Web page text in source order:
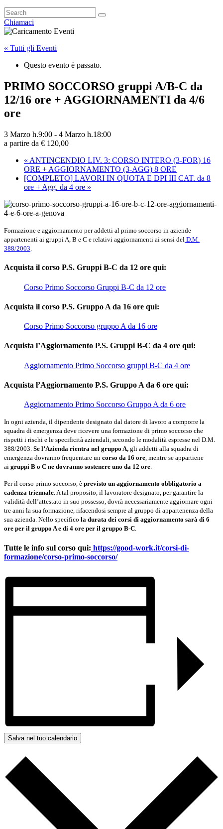
Chiamaci
« Tutti gli Eventi
Questo evento è passato.
PRIMO SOCCORSO gruppi A/B-C da
12/16 ore + AGGIORNAMENTI da 4/6
ore
3 Marzo h.9:00 - 4 Marzo h.18:00
a partire da € 120,00
« ANTINCENDIO LIV. 3: CORSO INTERO (3-FOR) 16
ORE + AGGIORNAMENTO (3-AGG) 8 ORE
[COMPLETO] LAVORI IN QUOTA E DPI III CAT. da 8
ore + Agg. da 4 ore »
Formazione e aggiornamento per addetti al primo soccorso in aziende
appartenenti ai gruppi A, B e C e relativi aggiornamenti ai sensi del D.M.
388/2003.
Acquista il corso P.S. Gruppi B-C da 12 ore qui:
Corso Primo Soccorso Gruppi B-C da 12 ore
Acquista il corso P.S. Gruppo A da 16 ore qui:
Corso Primo Soccorso gruppo A da 16 ore
Acquista l’Aggiornamento P.S. Gruppi B-C da 4 ore qui:
Aggiornamento Primo Soccorso gruppi B-C da 4 ore
Acquista l’Aggiornamento P.S. Gruppo A da 6 ore qui:
Aggiornamento Primo Soccorso Gruppo A da 6 ore
In ogni azienda, il dipendente designato dal datore di lavoro a comporre la
squadra di emergenza deve ricevere una formazione di primo soccorso che
rispetti i rischi e le specificità aziendali, secondo le modalità espresse nel D.M.
388/2003. Se l’Azienda rientra nel gruppo A, gli addetti alla squadra di
emergenza dovranno frequentare un corso da 16 ore, mentre se appartiene
ai gruppi B o C ne dovranno sostenere uno da 12 ore.
Per il corso primo soccorso, è previsto un aggiornamento obbligatorio a
cadenza triennale. A tal proposito, il lavoratore designato, per garantire la
validità dell’attestato in suo possesso, dovrà necessariamente aggiornare ogni
tre anni la sua formazione, rifacendosi sempre al gruppo di appartenenza della
sua azienda. Nello specifico la durata dei corsi di aggiornamento sarà di 6
ore per il gruppo A e di 4 ore per il gruppo B-C.
Tutte le info sul corso qui: https://good-work.it/corsi-di-
formazione/corso-primo-soccorso/
Salva nel tuo calendario